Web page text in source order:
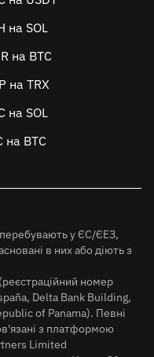
на SOL
на BTC
на TRX
на SOL
на BTC
перебувають у ЄС/ЄЕЗ,
в них або діють з
номер
Delta Bank Building,
of Panama). Певні
з платформою
Limited